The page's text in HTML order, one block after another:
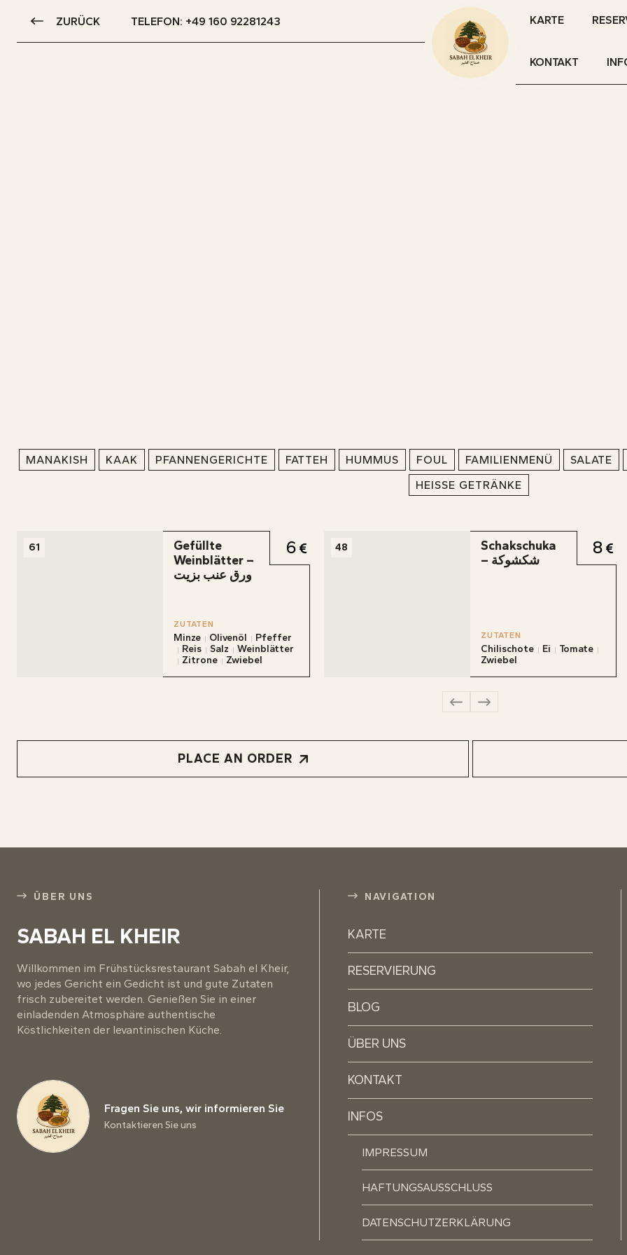
Das Frühstücksrestaurant
KARTE
ÜBER UNS
KONTAKT
ZURÜCK TELEFON: +49 160 92281243 KARTE
KONTAKT
MANAKISH KAAK PFANNENGERICHTE FATTEH HUMMUS FOUL FAMILIENMENÜ SALATE
HEISSE GETRÄNKE
61
Gefüllte
Weinblätter –
ورق عنب بزيت
6
ZUTATEN
Minze Olivenöl
Pfeffer
Reis
Salz
Weinblätter
Zitrone
Zwiebel
48
Schakschuka
– شكشوكة
8
ZUTATEN
Chilischote Ei
Tomate
Zwiebel
PLACE AN ORDER
ÜBER UNS
SABAH EL KHEIR
Willkommen im Frühstücksrestaurant Sabah el Kheir,
wo jedes Gericht ein Gedicht ist und gute Zutaten
frisch zubereitet werden. Genießen Sie in einer
einladenden Atmosphäre authentische
Köstlichkeiten der levantinischen Küche.
Fragen Sie uns, wir informieren Sie
Kontaktieren Sie uns
NAVIGATION
KARTE
RESERVIERUNG
BLOG
ÜBER UNS
KONTAKT
INFOS
IMPRESSUM
HAFTUNGSAUSSCHLUSS
DATENSCHUTZERKLÄRUNG